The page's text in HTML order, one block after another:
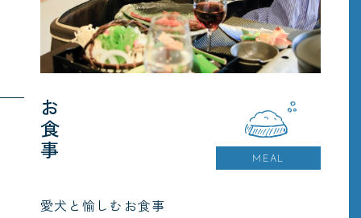
MEAL
お食事
愛犬と愉しむお食事